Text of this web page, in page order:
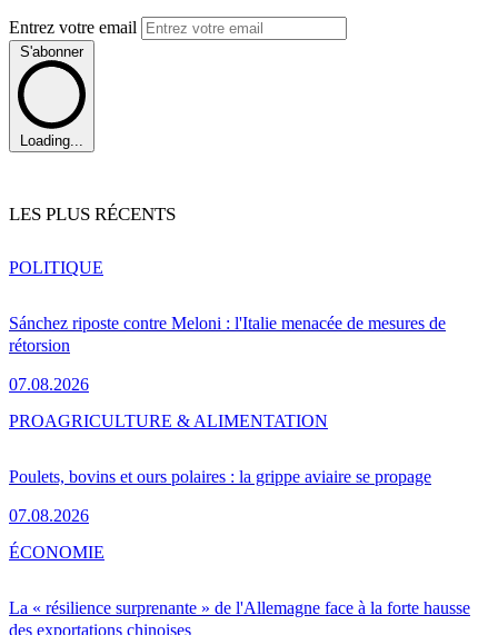
Entrez votre email
S'abonner
Loading...
LES PLUS RÉCENTS
Sánchez riposte contre Meloni : l'Italie menacée de mesures de
rétorsion
07.08.2026
POLITIQUE
Poulets, bovins et ours polaires : la grippe aviaire se propage
07.08.2026
PROAGRICULTURE & ALIMENTATION
La « résilience surprenante » de l'Allemagne face à la forte hausse
des exportations chinoises
ÉCONOMIE